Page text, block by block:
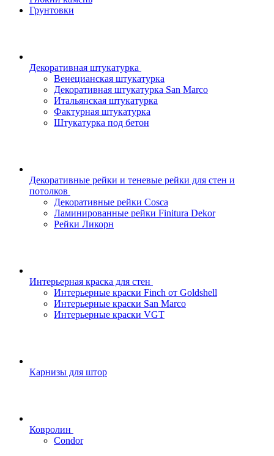
Грунтовки
Декоративная штукатурка
Венецианская штукатурка
Декоративная штукатурка San Marco
Итальянская штукатурка
Фактурная штукатурка
Штукатурка под бетон
Декоративные рейки и теневые рейки для стен и
потолков
Декоративные рейки Cosca
Ламинированные рейки Finitura Dekor
Рейки Ликорн
Интерьерная краска для стен
Интерьерные краски Finch от Goldshell
Интерьерные краски San Marco
Интерьерные краски VGT
Карнизы для штор
Ковролин
Condor